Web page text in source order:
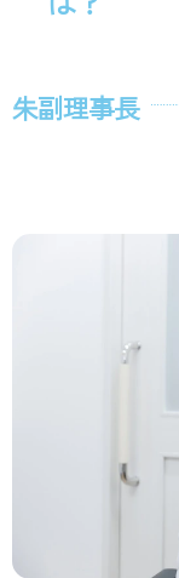
朱副理事長